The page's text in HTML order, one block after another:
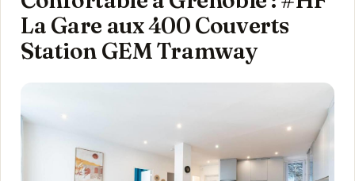
La Gare aux 400 Couverts
Station GEM Tramway